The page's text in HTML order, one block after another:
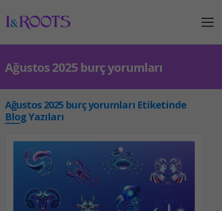
Ağustos 2025 burç yorumları
Ağustos 2025 burç yorumları Etiketinde
Blog Yazıları